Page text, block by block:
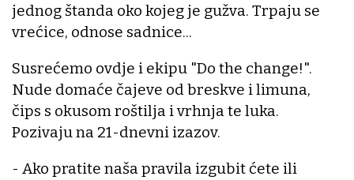
jednog štanda oko kojeg je gužva. Trpaju se
vrećice, odnose sadnice...
Susrećemo ovdje i ekipu "Do the change!".
Nude domaće čajeve od breskve i limuna,
čips s okusom roštilja i vrhnja te luka.
Pozivaju na 21-dnevni izazov.
- Ako pratite naša pravila izgubit ćete ili